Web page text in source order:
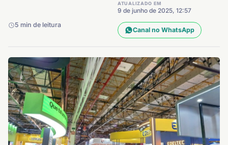
ATUALIZADO EM
9 de junho de 2025, 12:57
5 min de leitura
Canal no WhatsApp